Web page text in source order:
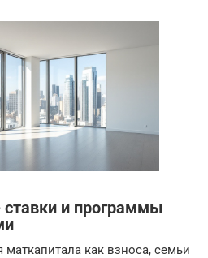
и программы
как взноса, семьи